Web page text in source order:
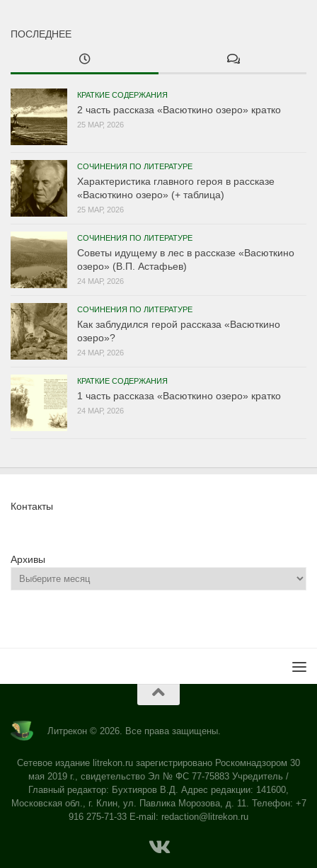
ПОСЛЕДНЕЕ
КРАТКИЕ СОДЕРЖАНИЯ
2 часть рассказа «Васюткино озеро» кратко
25 МАР, 2026
СОЧИНЕНИЯ ПО ЛИТЕРАТУРЕ
Характеристика главного героя в рассказе
«Васюткино озеро» (+ таблица)
25 МАР, 2026
СОЧИНЕНИЯ ПО ЛИТЕРАТУРЕ
Советы идущему в лес в рассказе «Васюткино
озеро» (В.П. Астафьев)
24 МАР, 2026
СОЧИНЕНИЯ ПО ЛИТЕРАТУРЕ
Как заблудился герой рассказа «Васюткино
озеро»?
24 МАР, 2026
КРАТКИЕ СОДЕРЖАНИЯ
1 часть рассказа «Васюткино озеро» кратко
24 МАР, 2026
Контакты
Архивы
Литрекон © 2026. Все права защищены.
Сетевое издание litrekon.ru зарегистрировано Роскомнадзором 30
мая 2019 г., свидетельство Эл № ФС 77-75883 Учредитель /
Главный редактор: Бухтияров В.Д. Адрес редакции: 141600,
Московская обл., г. Клин, ул. Павлика Морозова, д. 11. Телефон: +7
916 275-71-33 E-mail: redaction@litrekon.ru